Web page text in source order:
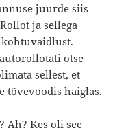
juurde siis
ja sellega
otse
sellest, et
tõvevoodis haiglas.
Ah? Kes oli see